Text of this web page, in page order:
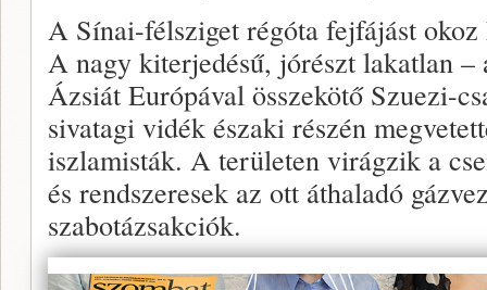
A Sínai-félsziget régóta fejfájást
A nagy kiterjedésű, jórészt lakatlan –
Ázsiát Európával összekötő Szuezi-
sivatagi vidék északi részén
iszlamisták. A területen virágzik a
és rendszeresek az ott áthaladó
szabotázsakciók.